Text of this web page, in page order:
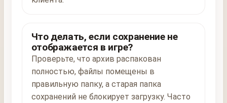
Что делать, если сохранение не
отображается в игре?
Проверьте, что архив распакован
полностью, файлы помещены в
правильную папку, а старая папка
сохранений не блокирует загрузку. Часто